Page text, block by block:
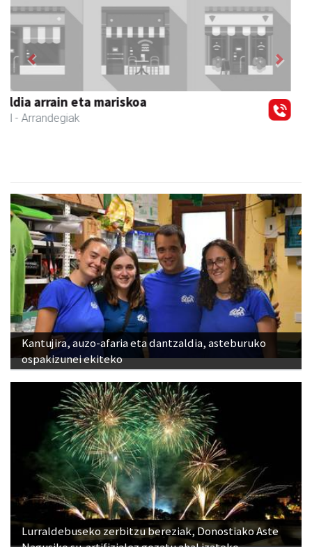
Zubimusu Ikastola
Zizurkil - Hezkuntza
Previous
Kantujira, auzo-afaria eta dantzaldia, asteburuko
ospakizunei ekiteko
Lurraldebuseko zerbitzu bereziak, Donostiako Aste
Nagusiko su-artifizialez gozatu ahal izateko